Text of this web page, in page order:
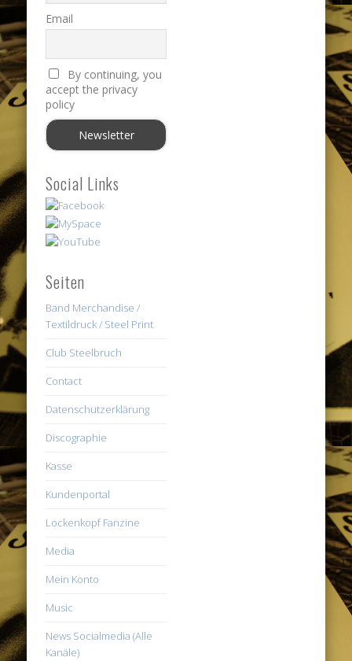
Email
By continuing, you
accept the privacy
policy
Social Links
Seiten
Band Merchandise /
Textildruck / Steel Print
Club Steelbruch
Contact
Datenschutzerklärung
Discographie
Kasse
Kundenportal
Lockenkopf Fanzine
Media
Mein Konto
Music
News Socialmedia (Alle
Kanäle)